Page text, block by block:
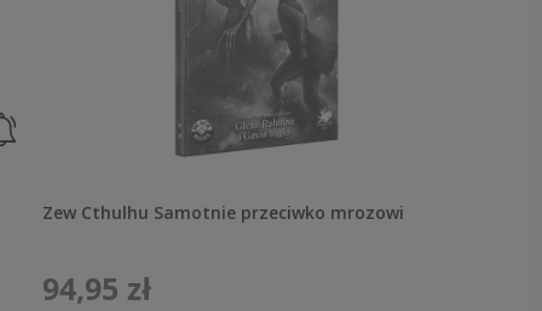
Zew Cthulhu Samotnie przeciwko mrozowi
94,95 zł